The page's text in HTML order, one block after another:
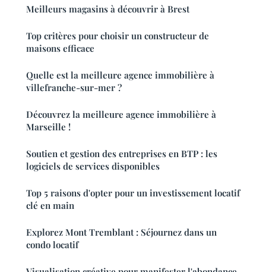
Meilleurs magasins à découvrir à Brest
Top critères pour choisir un constructeur de
maisons efficace
Quelle est la meilleure agence immobilière à
villefranche-sur-mer ?
Découvrez la meilleure agence immobilière à
Marseille !
Soutien et gestion des entreprises en BTP : les
logiciels de services disponibles
Top 5 raisons d'opter pour un investissement locatif
clé en main
Explorez Mont Tremblant : Séjournez dans un
condo locatif